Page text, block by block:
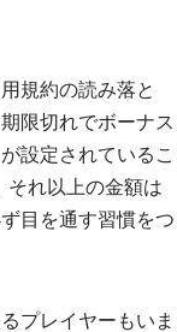
規約の読み落と
限切れでボーナス
設定されているこ
それ以上の金額は
目を通す習慣をつ
プレイヤーもいま